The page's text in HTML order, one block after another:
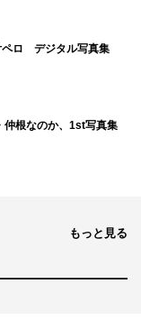
、説得力も安心感
演者”に声をか
ても気を使う視野
水を得た魚、いや
ペロ デジタル写真集
仲根なのか、1st写真集
もっと見る